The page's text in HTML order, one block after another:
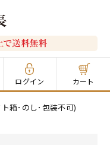
ログイン カート
箱･のし･包装不可)